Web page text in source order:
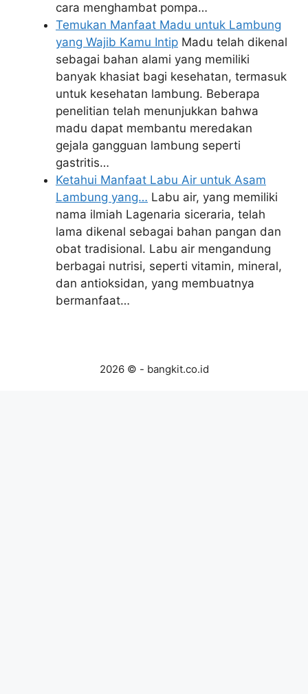
cara menghambat pompa…
Temukan Manfaat Madu untuk Lambung
yang Wajib Kamu Intip Madu telah dikenal
sebagai bahan alami yang memiliki
banyak khasiat bagi kesehatan, termasuk
untuk kesehatan lambung. Beberapa
penelitian telah menunjukkan bahwa
madu dapat membantu meredakan
gejala gangguan lambung seperti
gastritis…
Ketahui Manfaat Labu Air untuk Asam
Lambung yang… Labu air, yang memiliki
nama ilmiah Lagenaria siceraria, telah
lama dikenal sebagai bahan pangan dan
obat tradisional. Labu air mengandung
berbagai nutrisi, seperti vitamin, mineral,
dan antioksidan, yang membuatnya
bermanfaat…
2026 © - bangkit.co.id